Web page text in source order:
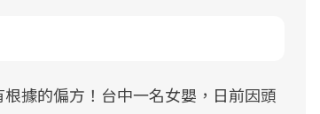
據的偏方！台中一名女嬰，日前因頭